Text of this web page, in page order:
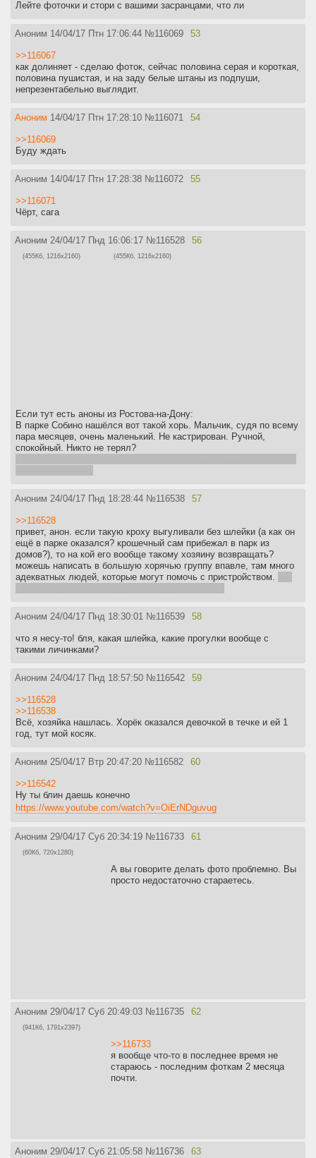
Лейте фоточки и стори с вашими засранцами, что ли
Аноним 14/04/17 Птн 17:06:44 №116069 53
>>116067
как долиняет - сделаю фоток, сейчас половина серая и короткая,
половина пушистая, и на заду белые штаны из подпуши,
непрезентабельно выглядит.
Аноним 14/04/17 Птн 17:28:10 №116071 54
>>116069
Буду ждать
Аноним 14/04/17 Птн 17:28:38 №116072 55
>>116071
Чёрт, сага
Аноним 24/04/17 Пнд 16:06:17 №116528 56
(455Кб, 1216x2160) (455Кб, 1216x2160)
Если тут есть аноны из Ростова-на-Дону:
В парке Собино нашёлся вот такой хорь. Мальчик, судя по всему
пара месяцев, очень маленький. Не кастрирован. Ручной,
спокойный. Никто не терял?
Аноним 24/04/17 Пнд 18:28:44 №116538 57
>>116528
привет, анон. если такую кроху выгуливали без шлейки (а как он
ещё в парке оказался? крошечный сам прибежал в парк из
домов?), то на кой его вообще такому хозяину возвращать?
можешь написать в большую хорячью группу впавле, там много
адекватных людей, которые могут помочь с пристройством.
Аноним 24/04/17 Пнд 18:30:01 №116539 58
что я несу-то! бля, какая шлейка, какие прогулки вообще с
такими личинками?
Аноним 24/04/17 Пнд 18:57:50 №116542 59
>>116528
>>116538
Всё, хозяйка нашлась. Хорёк оказался девочкой в течке и ей 1
год, тут мой косяк.
Аноним 25/04/17 Втр 20:47:20 №116582 60
>>116542
Ну ты блин даешь конечно
https://www.youtube.com/watch?v=OiErNDguvug
Аноним 29/04/17 Суб 20:34:19 №116733 61
(60Кб, 720x1280)
А вы говорите делать фото проблемно. Вы
просто недостаточно стараетесь.
Аноним 29/04/17 Суб 20:49:03 №116735 62
(941Кб, 1791x2397)
>>116733
я вообще что-то в последнее время не
стараюсь - последним фоткам 2 месяца
почти.
Аноним 29/04/17 Суб 21:05:58 №116736 63